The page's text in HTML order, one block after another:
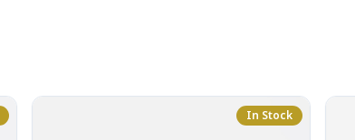
In Stock